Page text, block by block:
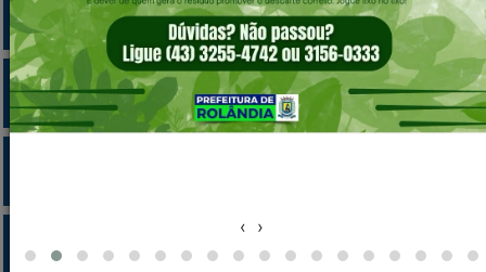
‹ ›
Carta de Serviços
Licitações
Transparência